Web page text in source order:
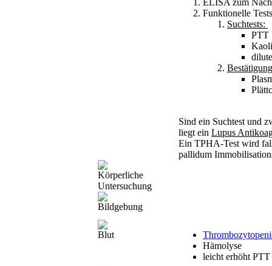
ELISA zum
Funktionelle
Suchtests:
PTT
Sind ein Suchtest und
liegt ein Lupus
Ein TPHA-Test wird
pallidum
Körperliche
Untersuchung
Bildgebung
Blut
Hämolyse
leicht erhöht PTT